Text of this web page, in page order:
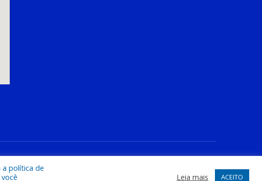
política de
você Leia mais ACEITO